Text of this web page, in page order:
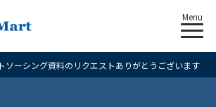
Menu
ソーシング資料のリクエストありがとうございます